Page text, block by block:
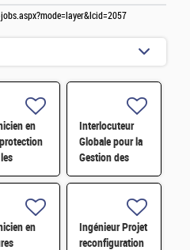
en
F/H
Interlocuteur
Globale pour la
Gestion des
sources (IGG) –
radioprotection
F/H
en
Ingénieur Projet
reconfiguration